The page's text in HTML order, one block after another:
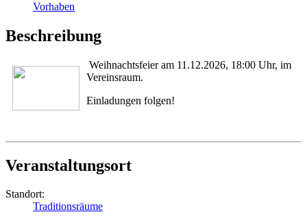
Vorhaben
Beschreibung
Weihnachtsfeier am 11.12.2026, 18:00 Uhr, im
Vereinsraum.
Einladungen folgen!
Veranstaltungsort
Standort:
Traditionsräume